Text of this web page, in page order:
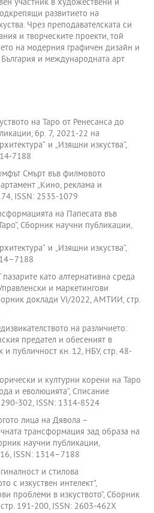
участник в художествени и
развитието на
Чрез преподавателската си
и творческите проекти, той
на модерния графичен дизайн и
и международната арт
на Таро от Ренесанса до
бр. 7, 2021-22 на
и „Изящни изкуства“,
7188
Смърт във филмовото
„Кино, реклама и
ISSN: 2535-1079
на Папесата във
Сборник научни публикации,
и „Изящни изкуства“,
като алтернативна среда
и маркетингови
доклади VI/2022, АМТИИ, стр.
на различието:
предател и обесеният в
и публичност кн. 12, НБУ, стр. 48-
и културни корени на Таро
и еволюцията“, Списание
302, ISSN: 1314-8524
лица на Дявола –
трансформация зад образа на
научни публикации,
ISSN: 1314–7188
и стилова
с изкуствен интелект",
проблеми в изкуството“, Сборник
191-200, ISSN: 2603-462Х